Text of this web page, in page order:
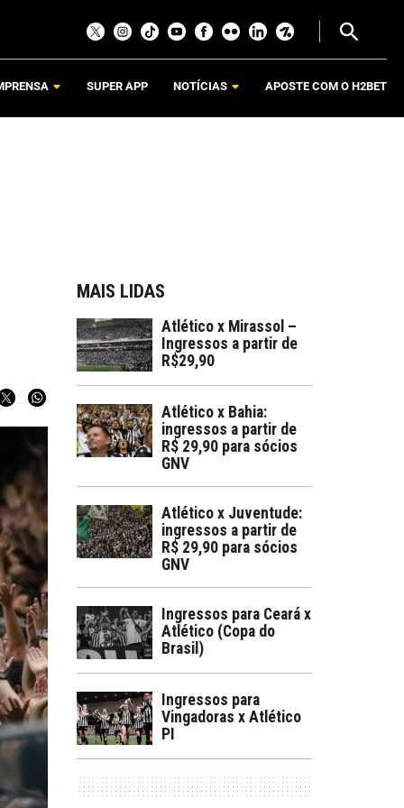
SUPER APP NOTÍCIAS APOSTE COM O H2BET
MAIS LIDAS
Atlético x Mirassol –
Ingressos a partir de
R$29,90
Atlético x Bahia:
ingressos a partir de
R$ 29,90 para sócios
GNV
Atlético x Juventude:
ingressos a partir de
R$ 29,90 para sócios
GNV
Ingressos para Ceará x
Atlético (Copa do
Brasil)
Ingressos para
Vingadoras x Atlético
PI